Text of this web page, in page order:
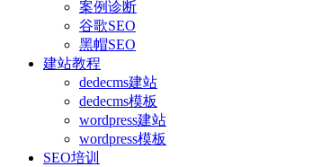
案例诊断
谷歌SEO
黑帽SEO
建站教程
dedecms建站
dedecms模板
wordpress建站
wordpress模板
SEO培训